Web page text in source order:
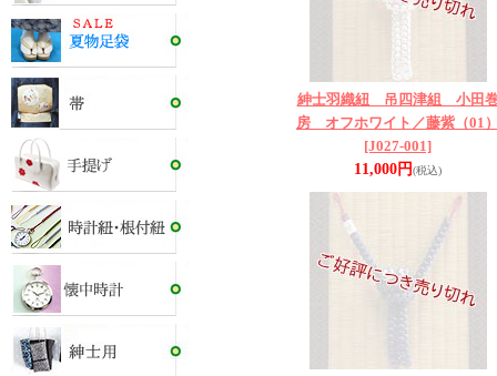
紳士羽織紐 吊四津組 小田
房 オフホワイト／藤紫（01
[J027-001]
11,000円(税込)